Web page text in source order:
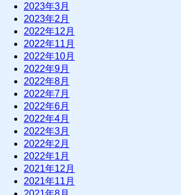
2023年3月
2023年2月
2022年12月
2022年11月
2022年10月
2022年9月
2022年8月
2022年7月
2022年6月
2022年4月
2022年3月
2022年2月
2022年1月
2021年12月
2021年11月